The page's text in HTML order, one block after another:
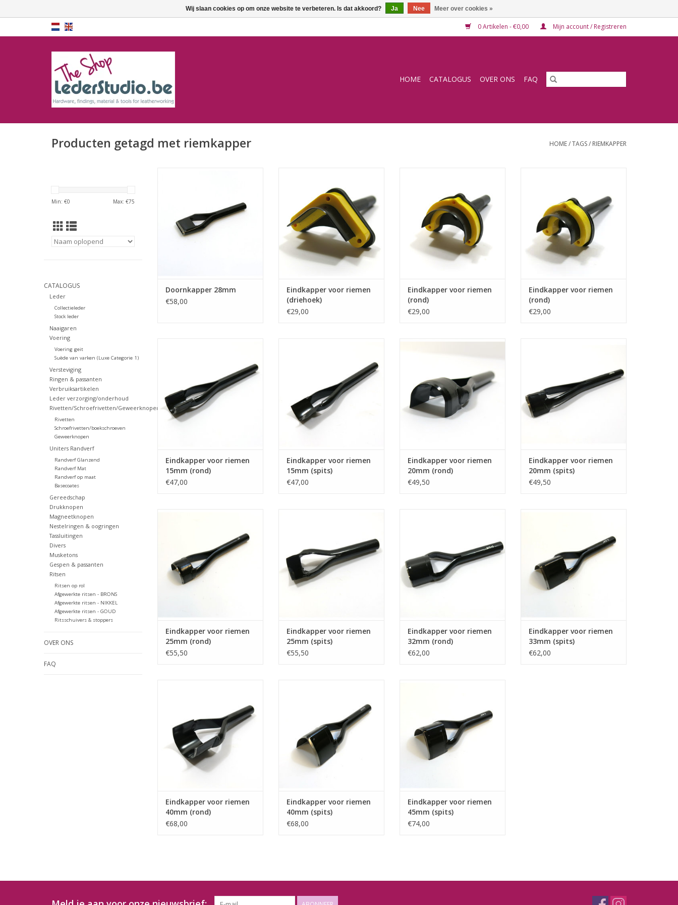
0 Artikelen - €0,00 Mijn account / Registreren
HOME CATALOGUS OVER ONS FAQ
Producten getagd met riemkapper HOME/TAGS/ RIEMKAPPER
Min: €0 Max: €75
CATALOGUS
Leder
Collectieleder
Stock leder
Naaigaren
Voering
Voering geit
Suède van varken (Luxe Categorie 1)
Versteviging
Ringen & passanten
Verbruiksartikelen
Leder verzorging/onderhoud
Rivetten/Schroefrivetten/Geweerknopen
Rivetten
Schroefrivetten/boekschroeven
Geweerknopen
Uniters Randverf
Randverf Glanzend
Randverf Mat
Randverf op maat
Basecoates
Gereedschap
Drukknopen
Magneetknopen
Nestelringen & oogringen
Tassluitingen
Divers
Musketons
Gespen & passanten
Ritsen
Ritsen op rol
Afgewerkte ritsen - BRONS
Afgewerkte ritsen - NIKKEL
Afgewerkte ritsen - GOUD
Ritsschuivers & stoppers
OVER ONS
FAQ
Doornkapper 28mm
€58,00
Eindkapper voor riemen
(driehoek)
€29,00
Eindkapper voor riemen
(rond)
€29,00
Eindkapper voor riemen
(rond)
€29,00
TOEVOEGEN AAN WINKELWAGEN
Eindkapper voor riemen
15mm (rond)
€47,00
TOEVOEGEN AAN WINKELWAGEN
Eindkapper voor riemen
15mm (spits)
€47,00
Eindkapper voor riemen 20mm
TOEVOEGEN AAN WINKELWAGEN
Eindkapper voor riemen
20mm (rond)
€49,50
Eindkapper voor riemen
20mm (spits)
€49,50
Eindkapper voor riemen
25mm (rond)
€55,50
Eindkapper voor riemen
25mm (spits)
€55,50
TOEVOEGEN AAN WINKELWAGEN
Eindkapper voor riemen
32mm (rond)
€62,00
TOEVOEGEN AAN WINKELWAGEN
Eindkapper voor riemen
33mm (spits)
€62,00
TOEVOEGEN AAN WINKELWAGEN
Eindkapper voor riemen
40mm (rond)
€68,00
TOEVOEGEN AAN WINKELWAGEN
Eindkapper voor riemen
40mm (spits)
€68,00
TOEVOEGEN AAN WINKELWAGEN
Eindkapper voor riemen
45mm (spits)
€74,00
Wij slaan cookies op om onze website te verbeteren. Is dat akkoord? Ja Nee Meer over cookies »